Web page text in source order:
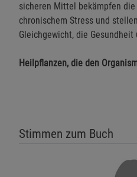
sicheren Mittel bekämpfen
chronischem Stress und
Gleichgewicht, die
Heilpflanzen, die den
Stimmen zum Buch